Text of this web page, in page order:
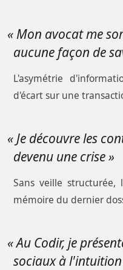
« Mon avocat me
aucune façon de
L'asymétrie
d'écart sur une
« Je découvre les
devenu une crise »
Sans veille
mémoire du dernier
« Au Codir, je
sociaux à l'intuition